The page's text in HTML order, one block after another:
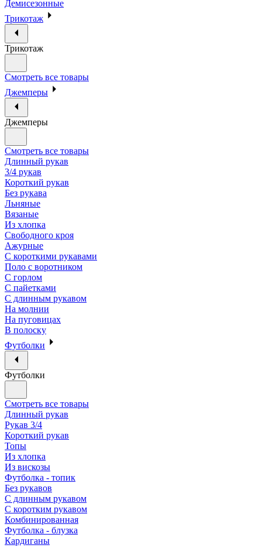
Демисезонные
Трикотаж
Трикотаж
Смотреть все товары
Джемперы
Джемперы
Смотреть все товары
Длинный рукав
3/4 рукав
Короткий рукав
Без рукава
Льняные
Вязаные
Из хлопка
Свободного кроя
Ажурные
С короткими рукавами
Поло с воротником
С горлом
С пайетками
С длинным рукавом
На молнии
На пуговицах
В полоску
Футболки
Футболки
Смотреть все товары
Длинный рукав
Рукав 3/4
Короткий рукав
Топы
Из хлопка
Из вискозы
Футболка - топик
Без рукавов
С длинным рукавом
С коротким рукавом
Комбинированная
Футболка - блузка
Кардиганы